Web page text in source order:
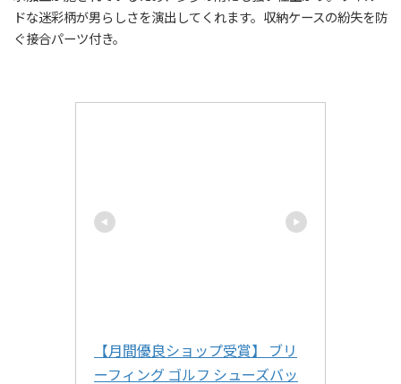
ドな迷彩柄が男らしさを演出してくれます。収納ケースの紛失を防
ぐ接合パーツ付き。
【月間優良ショップ受賞】 ブリ
ーフィング ゴルフ シューズバッ